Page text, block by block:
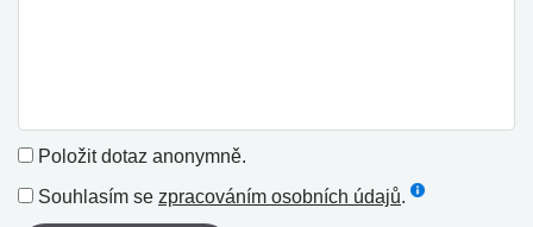
Položit dotaz anonymně.
Souhlasím se zpracováním osobních údajů.